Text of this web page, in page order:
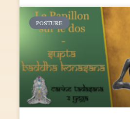
POSTURE